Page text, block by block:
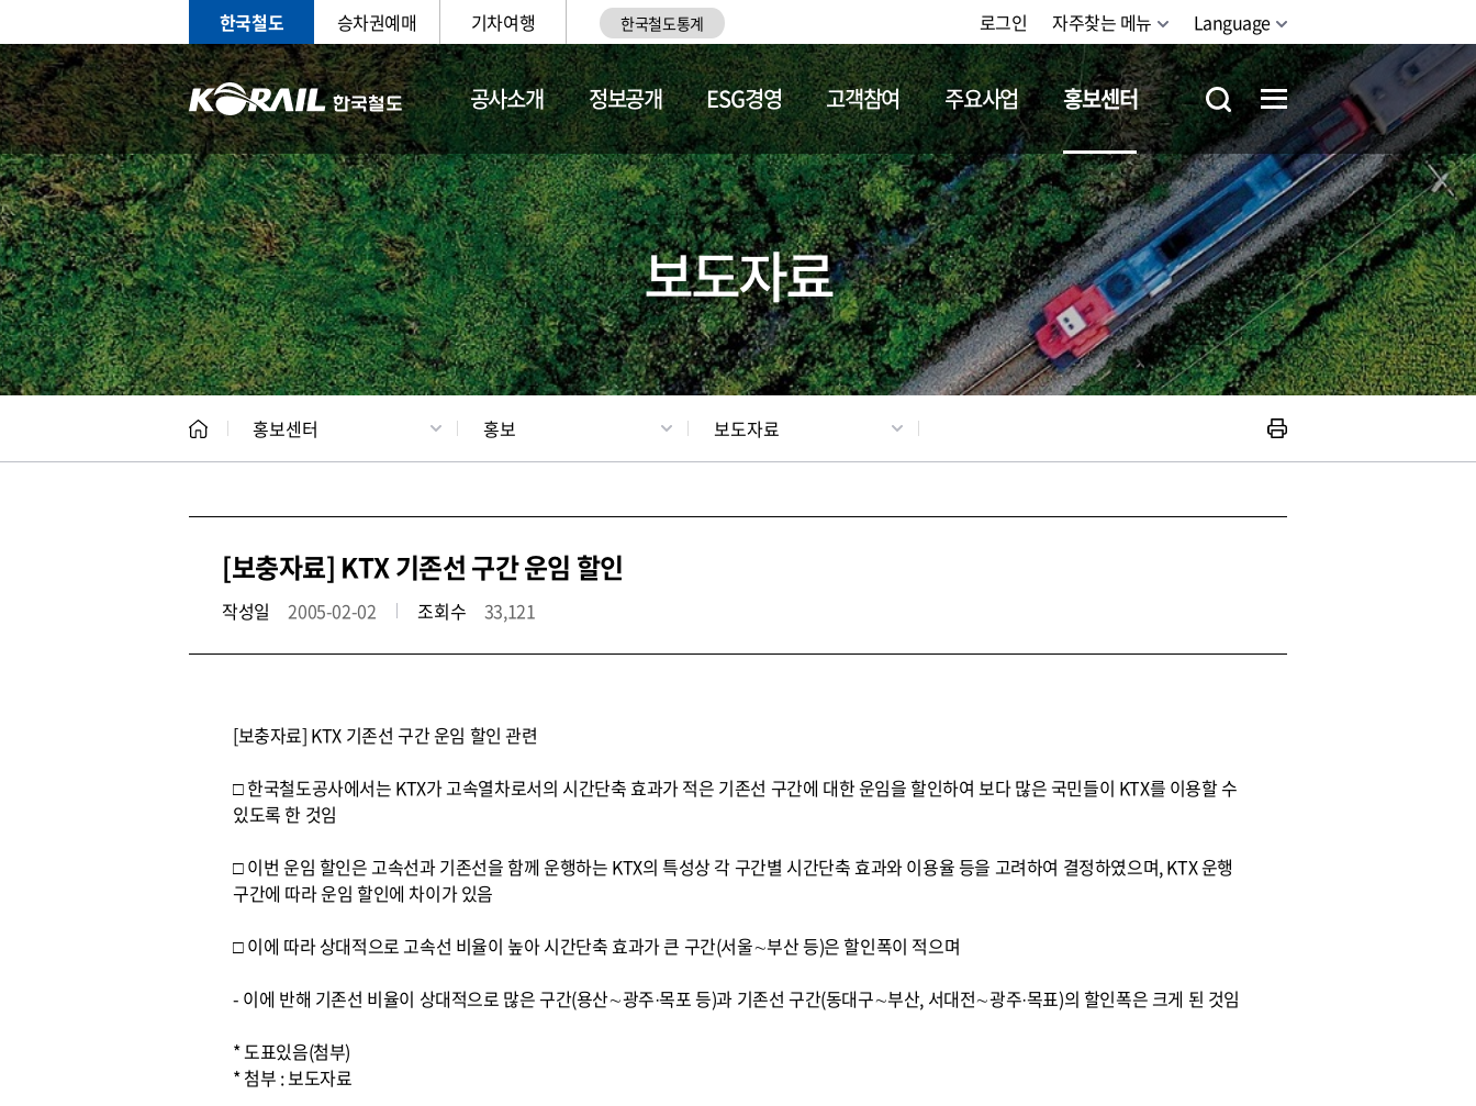
한국철도 승차권예매 기차여행 한국철도통계 로그인 자주찾는 메뉴 Language
공사소개 정보공개 ESG경영 고객참여 주요사업 홍보센터
홍보 문화사업 갤러리 기차소개 철도체험
보도자료
홍보센터 홍보 보도자료
[보충자료] KTX 기존선 구간 운임 할인
작성일 2005-02-02 조회수 33,121
[보충자료] KTX 기존선 구간 운임 할인 관련
□ 한국철도공사에서는 KTX가 고속열차로서의 시간단축 효과가 적은 기존선 구간에 대한 운임을 할인하여 보다 많은 국민들이 KTX를 이용할 수
있도록 한 것임
□ 이번 운임 할인은 고속선과 기존선을 함께 운행하는 KTX의 특성상 각 구간별 시간단축 효과와 이용율 등을 고려하여 결정하였으며, KTX 운행
구간에 따라 운임 할인에 차이가 있음
□ 이에 따라 상대적으로 고속선 비율이 높아 시간단축 효과가 큰 구간(서울∼부산 등)은 할인폭이 적으며
- 이에 반해 기존선 비율이 상대적으로 많은 구간(용산∼광주·목포 등)과 기존선 구간(동대구∼부산, 서대전∼광주·목표)의 할인폭은 크게 된 것임
* 도표있음(첨부)
* 첨부 : 보도자료